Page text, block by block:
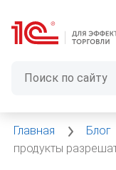
Главная Блог
продукты